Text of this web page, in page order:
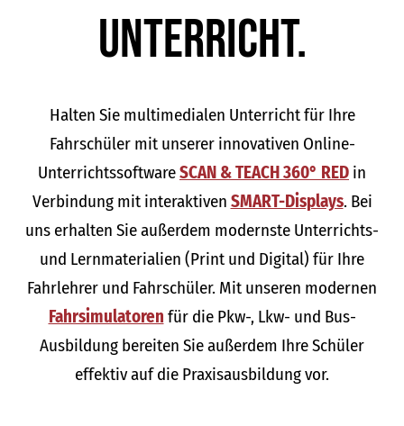
Unter­richt.
Halten Sie multimedialen Unterricht für Ihre
Fahrschüler mit unserer innovativen Online-
UnterrichtssoftwareSCAN & TEACH 360° RED in
Verbindung mit interaktiven SMART-Displays. Bei
uns erhalten Sie außerdem modernste Unterrichts-
und Lernmaterialien (Print und Digital) für Ihre
Fahrlehrer und Fahrschüler. Mit unseren modernen
Fahrsimulatoren für die Pkw-, Lkw- und Bus-
Ausbildung bereiten Sie außerdem Ihre Schüler
effektiv auf die Praxisausbildung vor.